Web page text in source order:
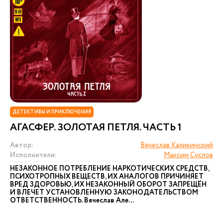
ДЕТЕКТИВЫ И ПРИКЛЮЧЕНИЯ
АГАСФЕР. ЗОЛОТАЯ ПЕТЛЯ. ЧАСТЬ 1
Автор:
Вячеслав Каликинский
Исполнители:
Максим Суслов
НЕЗАКОННОЕ ПОТРЕБЛЕНИЕ НАРКОТИЧЕСКИХ СРЕДСТВ,
ПСИХОТРОПНЫХ ВЕЩЕСТВ, ИХ АНАЛОГОВ ПРИЧИНЯЕТ
ВРЕД ЗДОРОВЬЮ, ИХ НЕЗАКОННЫЙ ОБОРОТ ЗАПРЕЩЁН
И ВЛЕЧЕТ УСТАНОВЛЕННУЮ ЗАКОНОДАТЕЛЬСТВОМ
ОТВЕТСТВЕННОСТЬ. Вячеслав Але...